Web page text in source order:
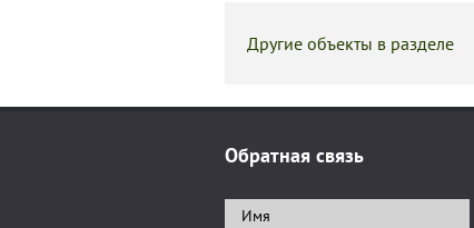
Другие объекты в разделе
Обратная связь